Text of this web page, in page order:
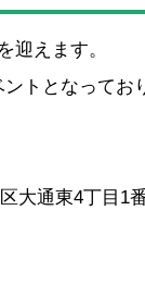
迎えます。
トとなってお
大通東4丁目1